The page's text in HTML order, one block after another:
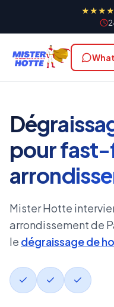
★★★★★
pour fast-
Mister Hotte
arrondissement de
le dégraissage de